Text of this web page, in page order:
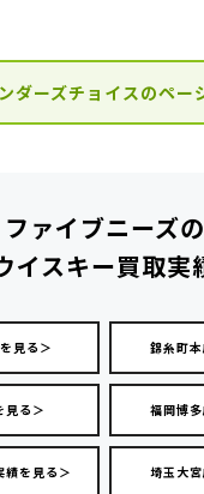
ダーズチョイスのペー
ファイブニーズの
イスキー買取実
見る＞ 錦糸町
見る＞ 福岡博
績を見る＞ 埼玉大